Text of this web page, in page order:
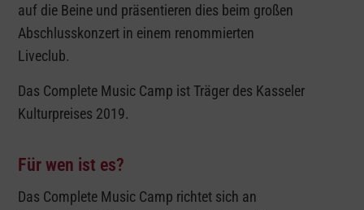
auf die Beine und präsentieren dies beim großen
Abschlusskonzert in einem renommierten
Liveclub.
Das Complete Music Camp ist Träger des Kasseler
Kulturpreises 2019.
Für wen ist es?
Das Complete Music Camp richtet sich an